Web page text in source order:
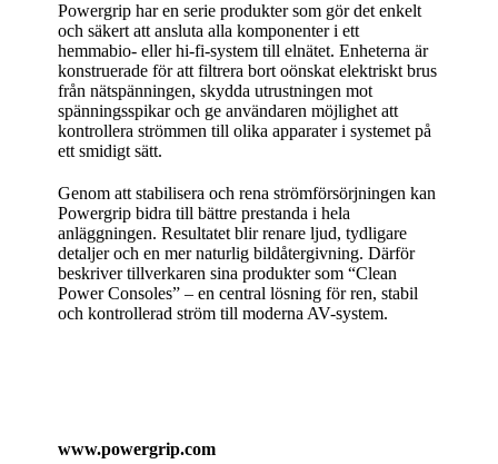
Powergrip har en serie produkter som gör det enkelt
och säkert att ansluta alla komponenter i ett
hemmabio- eller hi-fi-system till elnätet. Enheterna är
konstruerade för att filtrera bort oönskat elektriskt brus
från nätspänningen, skydda utrustningen mot
spänningsspikar och ge användaren möjlighet att
kontrollera strömmen till olika apparater i systemet på
ett smidigt sätt.
Genom att stabilisera och rena strömförsörjningen kan
Powergrip bidra till bättre prestanda i hela
anläggningen. Resultatet blir renare ljud, tydligare
detaljer och en mer naturlig bildåtergivning. Därför
beskriver tillverkaren sina produkter som “Clean
Power Consoles” – en central lösning för ren, stabil
och kontrollerad ström till moderna AV-system.
www.powergrip.com